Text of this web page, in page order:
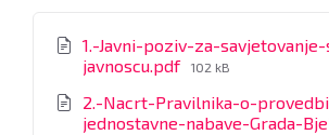
1.-Javni-poziv-za-
javnoscu.pdf File
102 kB
2.-Nacrt-Pravilnika-o-
jednostavne-nabave-Grada-